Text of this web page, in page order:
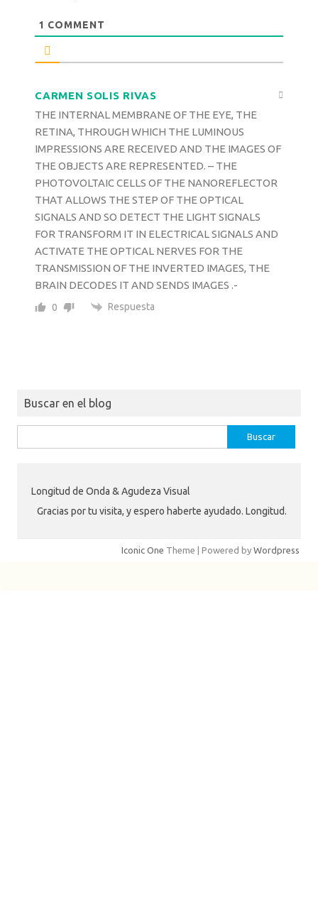
1 COMMENT
CARMEN SOLIS RIVAS
THE INTERNAL MEMBRANE OF THE EYE, THE
RETINA, THROUGH WHICH THE LUMINOUS
IMPRESSIONS ARE RECEIVED AND THE IMAGES OF
THE OBJECTS ARE REPRESENTED. – THE
PHOTOVOLTAIC CELLS OF THE NANOREFLECTOR
THAT ALLOWS THE STEP OF THE OPTICAL
SIGNALS AND SO DETECT THE LIGHT SIGNALS
FOR TRANSFORM IT IN ELECTRICAL SIGNALS AND
ACTIVATE THE OPTICAL NERVES FOR THE
TRANSMISSION OF THE INVERTED IMAGES, THE
BRAIN DECODES IT AND SENDS IMAGES .-
0 Respuesta
Buscar en el blog
Longitud de Onda & Agudeza Visual
Gracias por tu visita, y espero haberte ayudado. Longitud.
Iconic One Theme | Powered by Wordpress